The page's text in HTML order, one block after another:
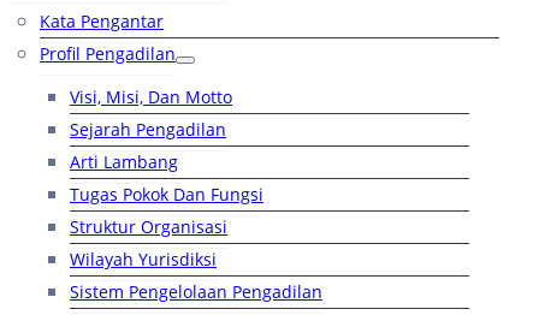
Kata Pengantar
Profil Pengadilan
Visi, Misi, Dan Motto
Sejarah Pengadilan
Arti Lambang
Tugas Pokok Dan Fungsi
Struktur Organisasi
Wilayah Yurisdiksi
Sistem Pengelolaan Pengadilan